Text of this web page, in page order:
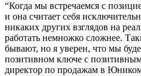
“Когда мы встречаемся с
и она считает себя
никаких других взглядов на
работать немножко сложнее.
бывают, но я уверен, что мы
позитивном ключе с
директор по продажам в